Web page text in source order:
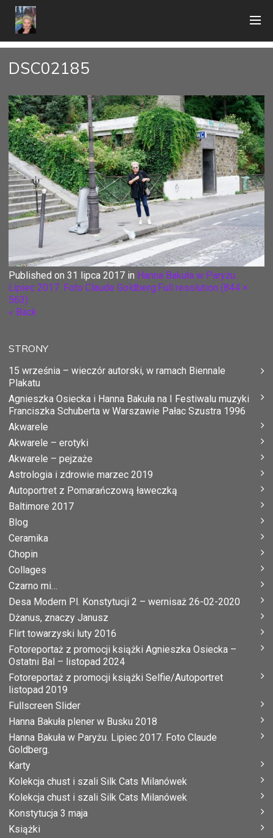
DSC02185
Published on 31 lipca 2017 in Hanna Bakuła w Paryżu.
Lipiec 2017. Foto Claude Goldberg.Full resolution (844 ×
563)
« Back
STRONY
15 września – wieczór autorski, w ramach Biennale
Plakatu
Agnieszka Osiecka i Hanna Bakuła na I Festiwalu muzyki
Franciszka Schuberta w Warszawie Pałac Szustra 1996
Akwarele
Akwarele – erotyki
Akwarele – pejzaże
Astrologia i zdrowie marzec 2019
Autoportret z Pomarańczową ławeczką
Baltimore 2017
Blog
Ceramika
Chopin
Collages
Czarno mi…
Desa Modern Pl. Konstytucji 2 – wernisaż 26-02-2020
Dżanus, znaczy Janusz
Flirt towarzyski luty 2016
Fotoreportaż z promocji książki Agnieszka Osiecka –
Ostatni Bal – listopad 2024
Fotoreportaż z promocji książki Selfie/Autoportret
listopad 2019
Fullscreen Slider
Hanna Bakuła plener w Busku 2018
Hanna Bakuła w Paryżu. Lipiec 2017. Foto Claude
Goldberg.
Karty
Kolekcja chust i szali Silk Cats Milanówek
Kolekcja chust i szali Silk Cats Milanówek
Konstytucja 3 maja
Książki